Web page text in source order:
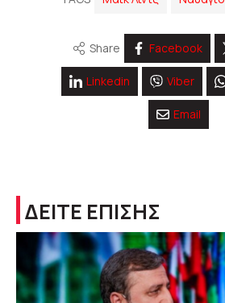
Share Facebook
Linkedin Viber
Email
ΔΕΙΤΕ ΕΠΙΣΗΣ